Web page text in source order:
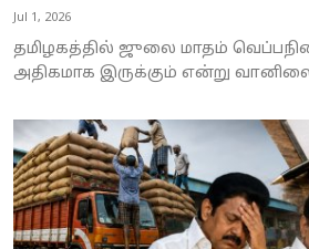
Jul 1, 2026
தமிழகத்தில் ஜுலை மாதம்
அதிகமாக இருக்கும் என்று